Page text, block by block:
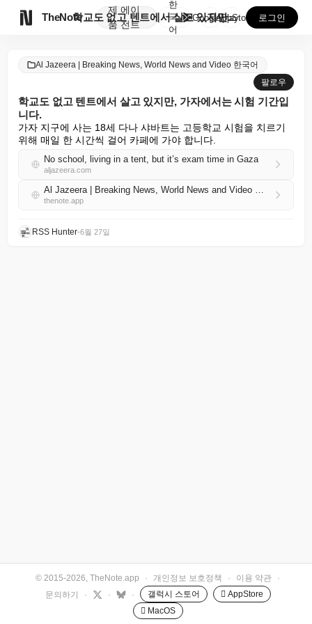
TheNote
제
품
에이
전트
학교도 없고 텐트에서 살고 있지만, 가자에서는 시험 기...
한
국
어
GooglePlay
AppStore 로그인
Al Jazeera | Breaking News, World News and Video 한국어
팔로우
학교도 없고 텐트에서 살고 있지만, 가자에서는 시험 기간입
니다.
가자 지구에 사는 18세 다나 샤바트는 고등학교 시험을 치르기
위해 매일 한 시간씩 걸어 카페에 가야 합니다.
No school, living in a tent, but it’s exam time in Gaza
aljazeera.com
Al Jazeera | Breaking News, World News and Video 한국어 RSS
thenote.app
RSS Hunter•6월 27일
© 2015-2026, TheNote.app · 개인정보 보호정책 · 이용 약관
·
문의하기
· · · 갤럭시 스토어
 AppStore
 MacOS